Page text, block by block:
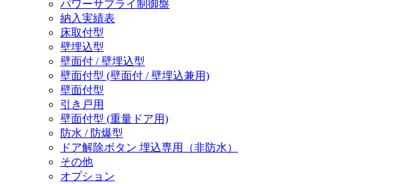
パワーサプライ制御盤
納入実績表
床取付型
壁埋込型
壁面付 / 壁埋込型
壁面付型 (壁面付 / 壁埋込兼用)
壁面付型
引き戸用
壁面付型 (重量ドア用)
防水 / 防爆型
ドア解除ボタン 埋込専用（非防水）
その他
オプション